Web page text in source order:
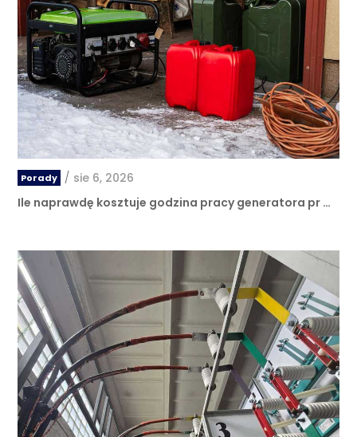
Porady / sie 6, 2026
Ile naprawdę kosztuje godzina pracy generatora pr …